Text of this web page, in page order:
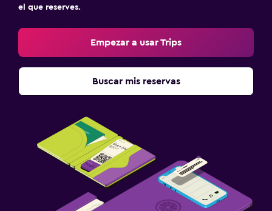
el que reserves.
Empezar a usar Trips
Buscar mis reservas